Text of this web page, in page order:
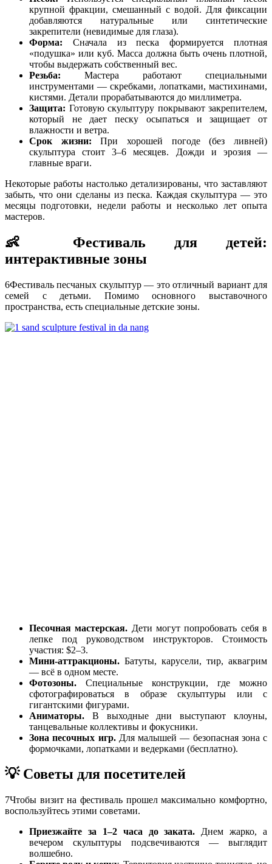
крупной фракции, смешанный с водой. Для фиксации
добавляются натуральные или синтетические
закрепители (невидимые для глаза).
Форма: Сначала из песка формируется плотная
«подушка» или куб. Масса должна быть очень плотной,
чтобы выдержать собственный вес.
Резьба: Мастера работают специальными
инструментами — скребками, лопатками, мастихинами,
кистями. Детали прорабатываются до миллиметра.
Защита: Готовую скульптуру покрывают закрепителем,
который не дает песку осыпаться и защищает от
влажности и ветра.
Срок жизни: При хорошей погоде (без ливней)
скульптура стоит 3–6 месяцев. Дожди и эрозия —
главные враги.
Некоторые работы настолько детализированы, что заставляют
забыть, что они сделаны из песка. Каждая скульптура — это
месяцы подготовки, недели работы и несколько лет опыта
мастеров.
👶 Фестиваль для детей:
интерактивные зоны
6Фестиваль песчаных скульптур — это отличный вариант для
семей с детьми. Помимо основного выставочного
пространства, есть специальные детские зоны.
Песочная мастерская. Дети могут попробовать себя в
лепке под руководством инструкторов. Стоимость
участия: $2–3.
Мини-аттракционы. Батуты, карусели, тир, аквагрим
— всё в одном месте.
Фотозоны. Специальные конструкции, где можно
сфотографироваться в образе скульптуры или с
гигантскими фигурами.
Аниматоры. В выходные дни выступают клоуны,
танцевальные коллективы и фокусники.
Зона песочных игр.Для малышей — безопасная зона с
формочками, лопатками и ведерками (бесплатно).
💡 Советы для посетителей
7Чтобы визит на фестиваль прошел максимально комфортно,
воспользуйтесь этими советами.
Приезжайте за 1–2 часа до заката. Днем жарко, а
вечером скульптуры подсвечиваются — выглядит
волшебно.